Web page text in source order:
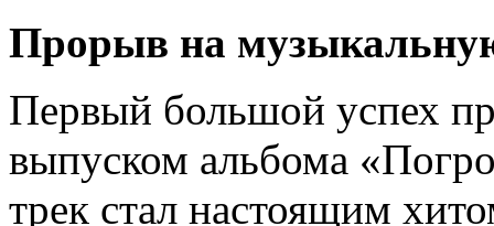
Прорыв на
Первый большой успех
выпуском альбома
трек стал настоящим